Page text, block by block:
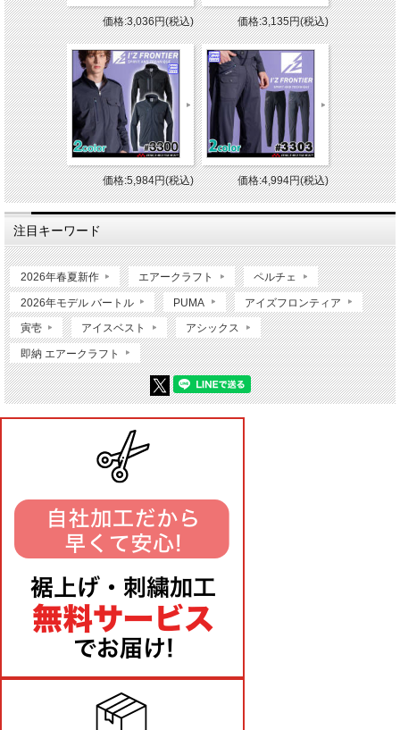
価格:3,036円(税込) 価格:3,135円(税込)
価格:5,984円(税込) 価格:4,994円(税込)
注目キーワード
2026年春夏新作 エアークラフト ペルチェ
2026年モデル バートル PUMA アイズフロンティア
寅壱 アイスベスト アシックス
即納 エアークラフト